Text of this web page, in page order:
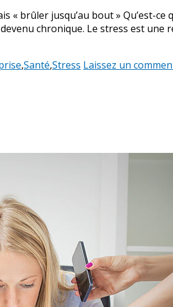
brûler jusqu’au bout » Qu’est-
chronique. Le stress est
,Santé,Stress Laissez un